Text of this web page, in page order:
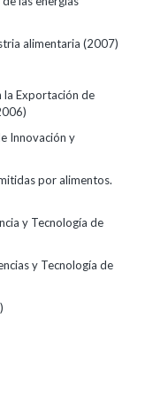
alimentaria (2007)
la Exportación de
Innovación y
por alimentos.
y Tecnología de
y Tecnología de